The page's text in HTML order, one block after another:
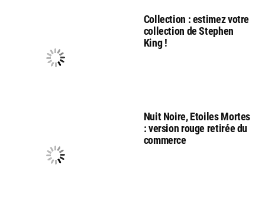
Collection : estimez votre
collection de Stephen
King !
Nuit Noire, Etoiles Mortes
: version rouge retirée du
commerce